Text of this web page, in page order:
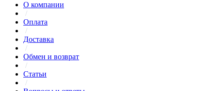
О компании
/
Оплата
/
Доставка
/
Обмен и возврат
/
Статьи
/